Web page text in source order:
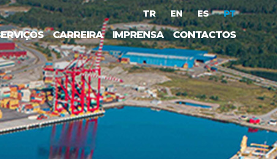
TR EN ES PT
CARREIRA IMPRENSA CONTACTOS